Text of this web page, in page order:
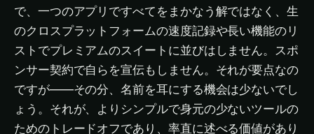
で、一つのアプリですべてをまかなう解ではなく、生
のクロスプラットフォームの速度記録や長い機能のリ
ストでプレミアムのスイートに並びはしません。スポ
ンサー契約で自らを宣伝もしません。それが要点なの
ですが——その分、名前を耳にする機会は少ないでし
ょう。それが、よりシンプルで身元の少ないツールの
ためのトレードオフであり、率直に述べる価値があり